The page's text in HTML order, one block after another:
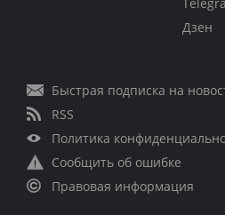
Дзен
Быстрая подписка на
RSS
Политика
Сообщить об ошибке
Правовая информация